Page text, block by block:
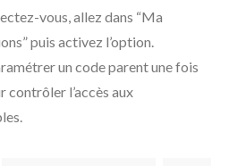
vous, allez dans “Ma
puis activez l’option.
un code parent une fois
contrôler l’accès aux